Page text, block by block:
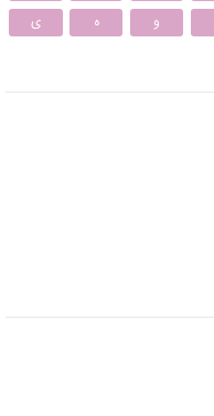
و ه ی